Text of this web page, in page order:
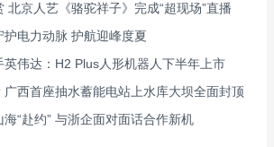
北京人艺《骆驼祥子》完成“超现场”直播
护电力动脉 护航迎峰度夏
伟达：H2 Plus人形机器人下半年上市
广西首座抽水蓄能电站上水库大坝全面封顶
“赴约” 与浙企面对面话合作新机